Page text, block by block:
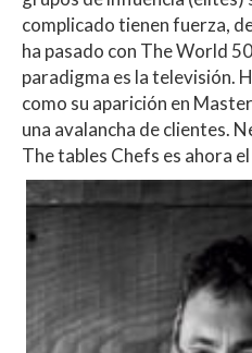
complicado tienen fuerza,
ha pasado con The World
paradigma es la televisión.
como su aparición en
una avalancha de clientes.
The tables Chefs es ahora